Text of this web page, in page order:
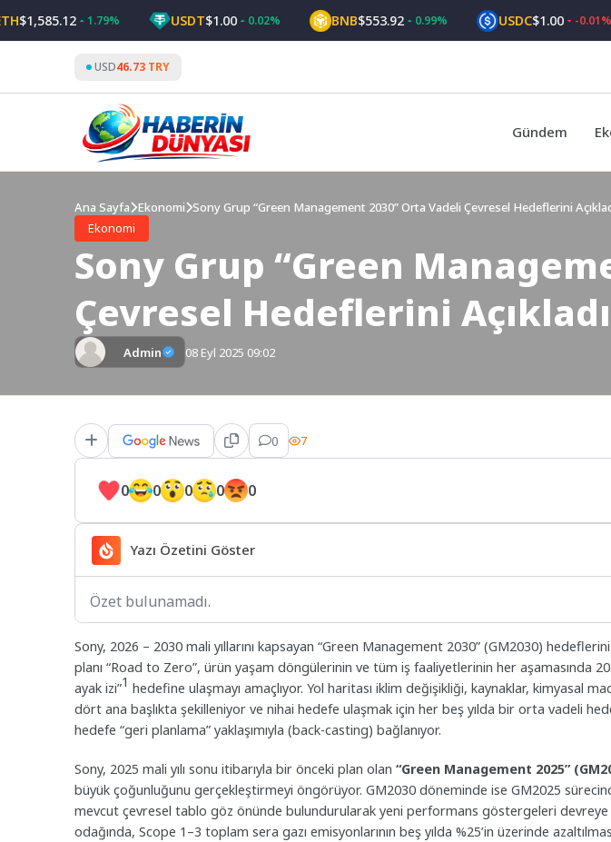
to
1.79% USDT$1.00 0.02% BNB$553.92 0.99% USDC$1.00 -0.01%
USD46.73 TRY
Gündem
Ana Sayfa Ekonomi Sony Grup “Green Management 2030” Orta Vadeli Çevresel Hedeflerini
Ekonomi
Sony Grup “Green
Çevresel Hedeflerini Açıkladı
Admin 08 Eyl 2025 09:02
0 7
0 0 0 0 0
Yazı Özetini Göster
Özet bulunamadı.
Sony, 2026 – 2030 mali yıllarını kapsayan “Green Management 2030” (GM2030)
planı “Road to Zero”, ürün yaşam döngülerinin ve tüm iş faaliyetlerinin her aşamasında
ayak izi”1 hedefine ulaşmayı amaçlıyor. Yol haritası iklim değişikliği, kaynaklar, kimyasal
dört ana başlıkta şekilleniyor ve nihai hedefe ulaşmak için her beş yılda bir orta vadeli
hedefe “geri planlama” yaklaşımıyla (back-casting) bağlanıyor.
Sony, 2025 mali yılı sonu itibarıyla bir önceki plan olan “Green Management 2025”
büyük çoğunluğunu gerçekleştirmeyi öngörüyor. GM2030 döneminde ise GM2025
mevcut çevresel tablo göz önünde bulundurularak yeni performans göstergeleri devreye
odağında, Scope 1–3 toplam sera gazı emisyonlarının beş yılda %25’in üzerinde